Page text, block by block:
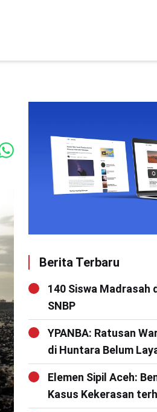
Berita Terbaru
140 Siswa Madrasah
SNBP
YPANBA: Ratusan
di Huntara Belum
Elemen Sipil Aceh:
Kasus Kekerasan